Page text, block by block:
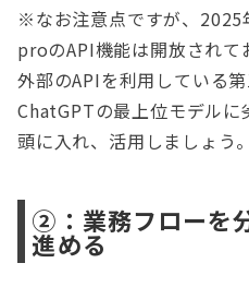
※なお注意点ですが、2025
proのAPI機能は開放され
外部のAPIを利用している
ChatGPTの最上位モデル
頭に入れ、活用しましょう。
②：業務フローを
進める